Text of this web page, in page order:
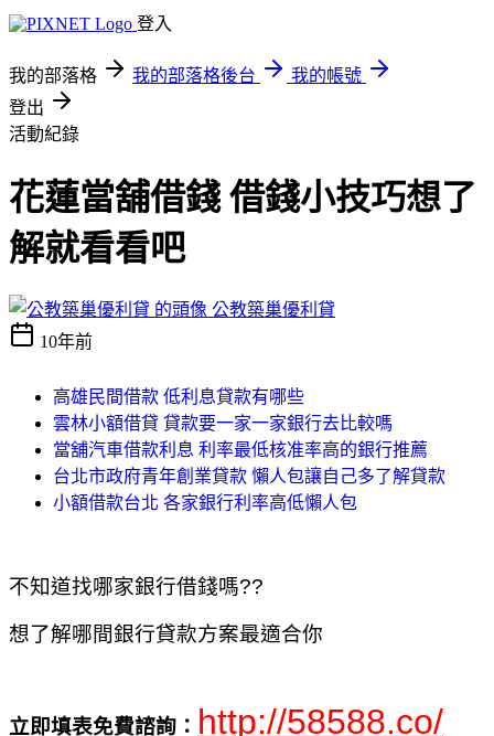
登入
我的部落格 我的部落格後台
我的帳號
登出
活動紀錄
花蓮當舖借錢 借錢小技巧想了
解就看看吧
公教築巢優利貸
10年前
高雄民間借款 低利息貸款有哪些
雲林小額借貸 貸款要一家一家銀行去比較嗎
當舖汽車借款利息 利率最低核准率高的銀行推薦
台北市政府青年創業貸款 懶人包讓自己多了解貸款
小額借款台北 各家銀行利率高低懶人包
不知道找哪家銀行借錢嗎??
想了解哪間銀行貸款方案最適合你
立即填表免費諮詢： http://58588.co/